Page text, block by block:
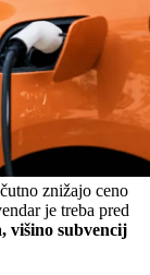
znižajo ceno
je treba pred
višino subvencij